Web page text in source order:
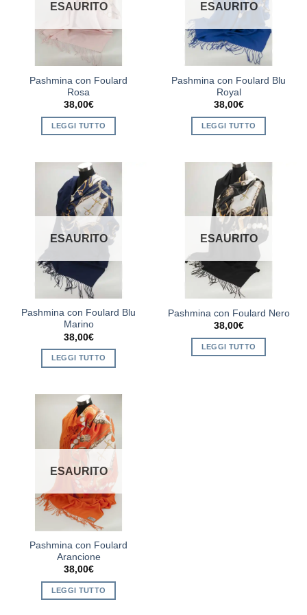
ESAURITO
Pashmina con Foulard
Rosa
38,00€
LEGGI TUTTO
ESAURITO
Pashmina con Foulard Blu
Royal
38,00€
LEGGI TUTTO
ESAURITO
Pashmina con Foulard Blu
Marino
38,00€
LEGGI TUTTO
ESAURITO
Pashmina con Foulard Nero
38,00€
LEGGI TUTTO
ESAURITO
Pashmina con Foulard
Arancione
38,00€
LEGGI TUTTO